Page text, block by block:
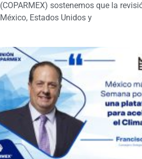
(COPARMEX) sostenemos que la
México, Estados Unidos y